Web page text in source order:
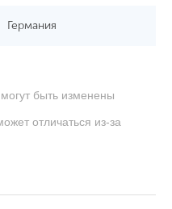
Германия
быть изменены
отличаться из-за